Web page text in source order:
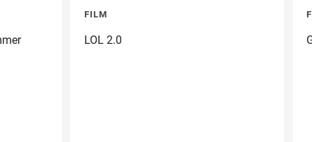
FILM
LOL 2.0